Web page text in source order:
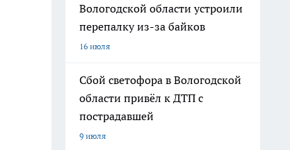
Вологодской области устроили
перепалку из-за байков
16 июля
Сбой светофора в Вологодской
области привёл к ДТП с
пострадавшей
9 июля